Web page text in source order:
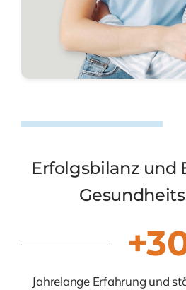
Erfolgsbilanz und
Jahrelange Erfahrung und